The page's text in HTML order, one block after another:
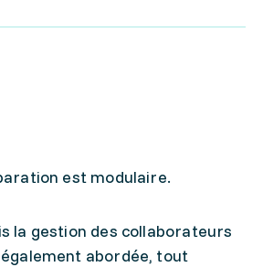
est modulaire.
la gestion des collaborateurs
abordée, tout